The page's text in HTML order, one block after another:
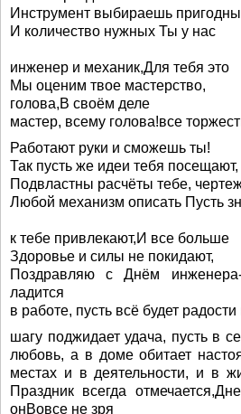
Инструмент выбираешь
И количество нужных Ты у нас
инженер и механик,Для тебя это
Мы оценим твое мастерство,
голова,В своём деле
мастер, всему голова!все
Работают руки и сможешь ты!
Так пусть же идеи тебя посещают,
Подвластны расчёты тебе,
Любой механизм описать Пусть
к тебе привлекают,И все больше
Здоровье и силы не покидают,
Поздравляю с Днём
ладится
в работе, пусть всё будет
шагу поджидает удача, пусть в
любовь, а в доме обитает
местах и в деятельности, и в
Праздник всегда
онВовсе не зря